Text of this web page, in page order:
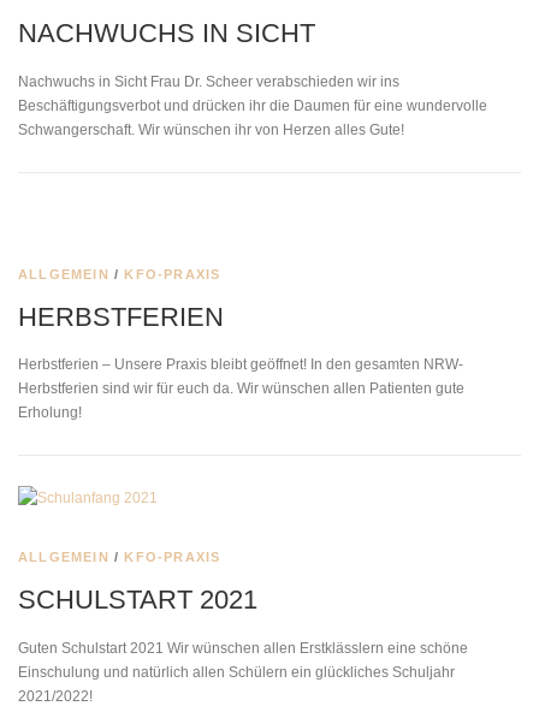
NACHWUCHS IN SICHT
Nachwuchs in Sicht Frau Dr. Scheer verabschieden wir ins
Beschäftigungsverbot und drücken ihr die Daumen für eine wundervolle
Schwangerschaft. Wir wünschen ihr von Herzen alles Gute!
ALLGEMEIN /KFO-PRAXIS
HERBSTFERIEN
Herbstferien – Unsere Praxis bleibt geöffnet! In den gesamten NRW-
Herbstferien sind wir für euch da. Wir wünschen allen Patienten gute
Erholung!
ALLGEMEIN / KFO-PRAXIS
SCHULSTART 2021
Guten Schulstart 2021 Wir wünschen allen Erstklässlern eine schöne
Einschulung und natürlich allen Schülern ein glückliches Schuljahr
2021/2022!